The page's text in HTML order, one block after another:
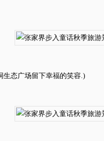
态广场留下幸福的笑容.)